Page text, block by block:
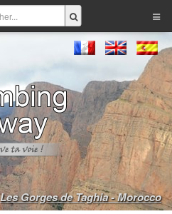
Les Gorges de Taghia - Morocco